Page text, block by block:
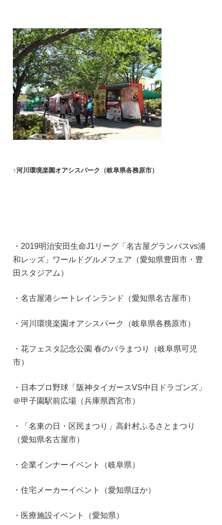
↑河川環境楽園オアシスパーク（岐阜県各務原市）
・2019明治安田生命J1リーグ「名古屋グランパスvs浦
和レッズ」ワールドグルメフェア（愛知県豊田市・豊
田スタジアム）
・名古屋港シートレインランド（愛知県名古屋市）
・河川環境楽園オアシスパーク（岐阜県各務原市）
・花フェスタ記念公園 春のバラまつり（岐阜県可児
市）
・日本プロ野球「阪神タイガースVS中日ドラゴンズ」
＠甲子園駅前広場（兵庫県西宮市）
・「名東の日・区民まつり」高針村ふるさとまつり
（愛知県名古屋市）
・企業インナーイベント（岐阜県）
・住宅メーカーイベント（愛知県ほか）
・医療施設イベント（愛知県）